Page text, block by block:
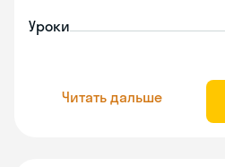
Уроки
Читать дальше